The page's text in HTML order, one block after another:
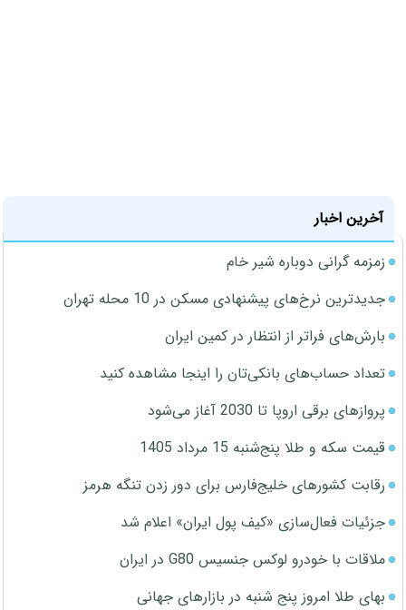
آخرین اخبار
زمزمه گرانی دوباره شیر خام
جدیدترین نرخ‌های پیشنهادی مسکن در 10 محله تهران
بارش‌های فراتر از انتظار در کمین ایران
تعداد حساب‌های بانکی‌تان را اینجا مشاهده کنید
پروازهای برقی اروپا تا 2030 آغاز می‌شود
قیمت سکه و طلا پنج‌شنبه 15 مرداد 1405
رقابت کشورهای خلیج‌فارس برای دور زدن تنگه هرمز
جزئیات فعال‌سازی «کیف پول ایران» اعلام شد
ملاقات با خودرو لوکس جنسیس G80 در ایران
بهای طلا امروز پنج شنبه در بازارهای جهانی